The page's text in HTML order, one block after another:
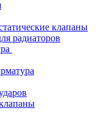
клапаны
радиаторов